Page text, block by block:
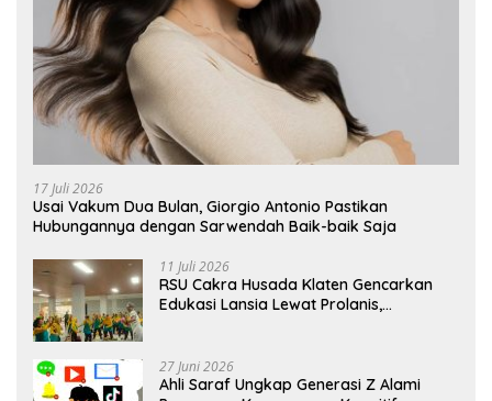
17 Juli 2026
Usai Vakum Dua Bulan, Giorgio Antonio Pastikan
Hubungannya dengan Sarwendah Baik-baik Saja
11 Juli 2026
RSU Cakra Husada Klaten Gencarkan
Edukasi Lansia Lewat Prolanis,
27 Juni 2026
Ahli Saraf Ungkap Generasi Z Alami